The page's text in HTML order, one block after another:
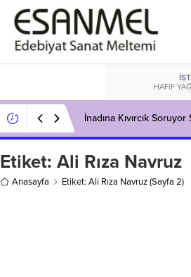
HAFIF
İnadına Kıvırcık
Etiket: Ali Rıza Navruz
Anasayfa Etiket: Ali Rıza Navruz(Sayfa 2)